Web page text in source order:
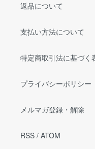
返品について
支払い方法について
特定商取引法に基づく
プライバシーポリシー
メルマガ登録・解除
RSS / ATOM